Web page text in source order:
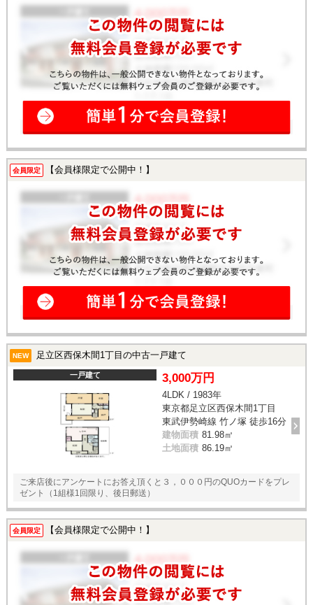
会員限定 【会員様限定で公開中！】
NEW 足立区西保木間1丁目の中古一戸建て
一戸建て 3,000万円
4LDK / 1983年
東京都足立区西保木間1丁目
東武伊勢崎線 竹ノ塚 徒歩16分
建物面積 81.98㎡
土地面積 86.19㎡
ご来店後にアンケートにお答え頂くと３，０００円のQUOカードをプレ
ゼント（1組様1回限り、後日郵送）
会員限定 【会員様限定で公開中！】